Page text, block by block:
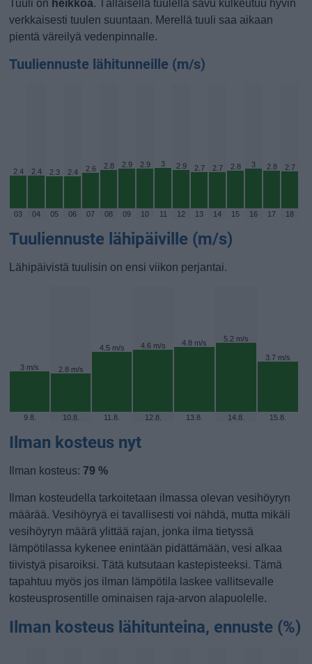
Tuuli on heikkoa. Tällaisella tuulella savu kulkeutuu hyvin
verkkaisesti tuulen suuntaan. Merellä tuuli saa aikaan
pientä väreilyä vedenpinnalle.
Tuuliennuste lähitunneille (m/s)
2.4 2.4 2.3 2.4 2.6 2.8 2.9 2.9 3 2.9 2.7 2.7 2.8 3 2.8 2.7
03 04 05 06 07 08 09 10 11 12 13 14 15 16 17 18
Tuuliennuste lähipäiville (m/s)
Lähipäivistä tuulisin on ensi viikon perjantai.
3 m/s 2.8 m/s
4.5 m/s 4.6 m/s 4.8 m/s 5.2 m/s
3.7 m/s
9.8. 10.8. 11.8. 12.8. 13.8. 14.8. 15.8.
Ilman kosteus nyt
Ilman kosteus: 79 %
Ilman kosteudella tarkoitetaan ilmassa olevan vesihöyryn
määrää. Vesihöyryä ei tavallisesti voi nähdä, mutta mikäli
vesihöyryn määrä ylittää rajan, jonka ilma tietyssä
lämpötilassa kykenee enintään pidättämään, vesi alkaa
tiivistyä pisaroiksi. Tätä kutsutaan kastepisteeksi. Tämä
tapahtuu myös jos ilman lämpötila laskee vallitsevalle
kosteusprosentille ominaisen raja-arvon alapuolelle.
Ilman kosteus lähitunteina, ennuste (%)